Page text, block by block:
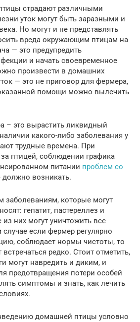
страдают различными
уток могут быть заразными и
Но могут и не представлять
вреда окружающим птицам на
— это предупредить
и начать своевременное
произвести в домашних
— это не приговор для фермера,
помощи можно вылечить
– это вырастить ликвидный
какого-либо заболевания у
трудные времена. При
птицей, соблюдении графика
питании проблем со
должно возникать.
заболеваниям, которые могут
гепатит, пастереллез и
них могут уничтожить все
если фермер регулярно
соблюдает нормы чистоты, то
встречаться редко. Стоит отметить,
могут навредить и диким, и
предотвращения потери особей
симптомы и знать, как лечить
домашней птицы условно